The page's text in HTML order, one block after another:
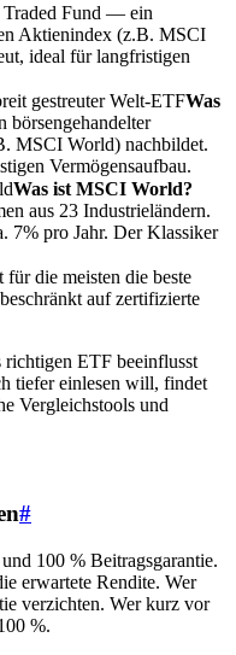
Traded Fund — ein
Aktienindex (z.B. MSCI
ideal für langfristigen
gestreuter Welt-ETFWas
MSCI World) nachbildet.
Vermögensaufbau.
Was ist MSCI World?
aus 23 Industrieländern.
7% pro Jahr. Der Klassiker
die meisten die beste
auf zertifizierte
richtigen ETF beeinflusst
tiefer einlesen will, findet
Vergleichstools und
#
100 % Beitragsgarantie.
erwartete Rendite. Wer
verzichten. Wer kurz vor
%.